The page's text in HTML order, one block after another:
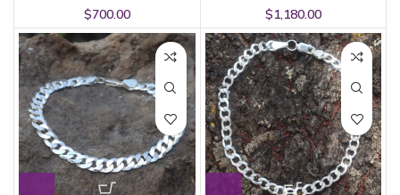
$700.00 $1,180.00